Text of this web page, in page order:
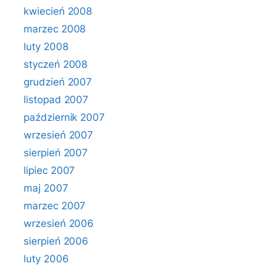
kwiecień 2008
marzec 2008
luty 2008
styczeń 2008
grudzień 2007
listopad 2007
październik 2007
wrzesień 2007
sierpień 2007
lipiec 2007
maj 2007
marzec 2007
wrzesień 2006
sierpień 2006
luty 2006